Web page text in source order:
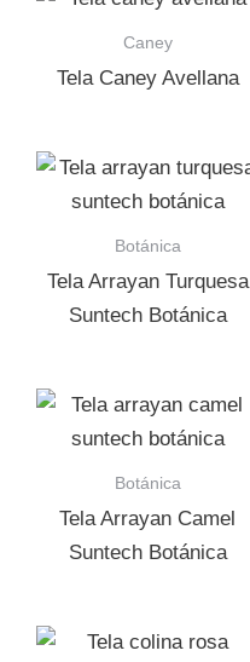
Caney
Tela Caney Avellana
Botánica
Tela Arrayan Turquesa
Suntech Botánica
Botánica
Tela Arrayan Camel
Suntech Botánica